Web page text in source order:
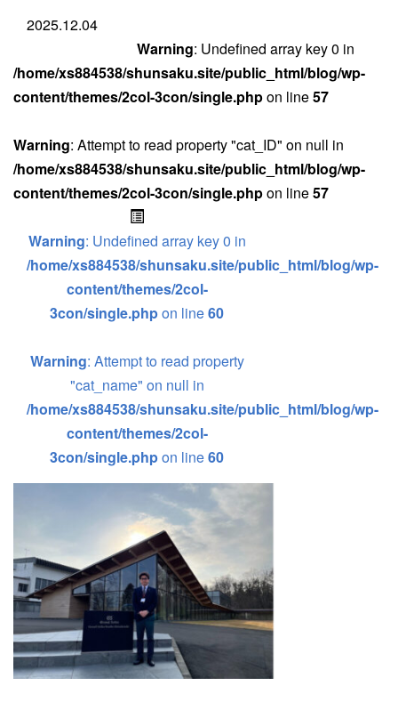
2025.12.04
Warning: Undefined array key 0 in
/home/xs884538/shunsaku.site/public_html/blog/wp-
content/themes/2col-3con/single.phpon line57
Warning: Attempt to read property "cat_ID" on null in
/home/xs884538/shunsaku.site/public_html/blog/wp-
content/themes/2col-3con/single.phpon line57
Warning: Undefined array key 0 in
/home/xs884538/shunsaku.site/public_html/blog/wp-
content/themes/2col-
3con/single.phpon line60
Warning: Attempt to read property
"cat_name" on null in
/home/xs884538/shunsaku.site/public_html/blog/wp-
content/themes/2col-
3con/single.phpon line60